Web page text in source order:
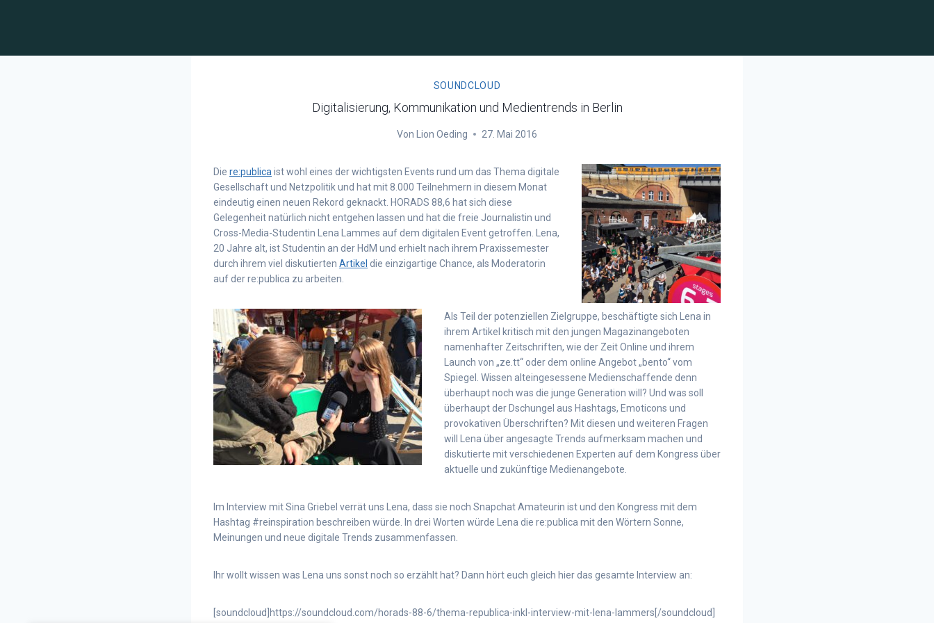
SOUNDCLOUD
Digitalisierung, Kommunikation und Medientrends in Berlin
Von Lion Oeding 27. Mai 2016
Die re:publica ist wohl eines der wichtigsten Events rund um das Thema digitale
Gesellschaft und Netzpolitik und hat mit 8.000 Teilnehmern in diesem Monat
eindeutig einen neuen Rekord geknackt. HORADS 88,6 hat sich diese
Gelegenheit natürlich nicht entgehen lassen und hat die freie Journalistin und
Cross-Media-Studentin Lena Lammes auf dem digitalen Event getroffen. Lena,
20 Jahre alt, ist Studentin an der HdM und erhielt nach ihrem Praxissemester
durch ihrem viel diskutierten Artikel die einzigartige Chance, als Moderatorin
auf der re:publica zu arbeiten.
Als Teil der potenziellen Zielgruppe, beschäftigte sich Lena in
ihrem Artikel kritisch mit den jungen Magazinangeboten
namenhafter Zeitschriften, wie der Zeit Online und ihrem
Launch von „ze.tt“ oder dem online Angebot „bento“ vom
Spiegel. Wissen alteingesessene Medienschaffende denn
überhaupt noch was die junge Generation will? Und was soll
überhaupt der Dschungel aus Hashtags, Emoticons und
provokativen Überschriften? Mit diesen und weiteren Fragen
will Lena über angesagte Trends aufmerksam machen und
diskutierte mit verschiedenen Experten auf dem Kongress über
aktuelle und zukünftige Medienangebote.
Im Interview mit Sina Griebel verrät uns Lena, dass sie noch Snapchat Amateurin ist und den Kongress mit dem
Hashtag #reinspiration beschreiben würde. In drei Worten würde Lena die re:publica mit den Wörtern Sonne,
Meinungen und neue digitale Trends zusammenfassen.
Ihr wollt wissen was Lena uns sonst noch so erzählt hat? Dann hört euch gleich hier das gesamte Interview an:
[soundcloud]https://soundcloud.com/horads-88-6/thema-republica-inkl-interview-mit-lena-lammers[/soundcloud]